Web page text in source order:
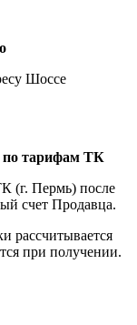
Шоссе
по тарифам ТК
(г. Пермь) после
счет Продавца.
рассчитывается
при получении.